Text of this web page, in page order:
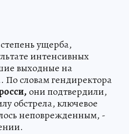
ущерба,
интенсивных
выходные на
словам гендиректора
они подтвердили,
обстрела, ключевое
неповрежденным, -